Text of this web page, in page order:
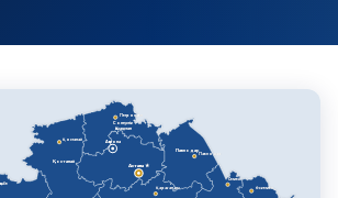
Қостанай
Солтүстік
Қазақстан
Павлодар
Астана ★
Ақмола
Қостанай
Петропавл
Павлодар
Семей
Өскемен
Қарағанды